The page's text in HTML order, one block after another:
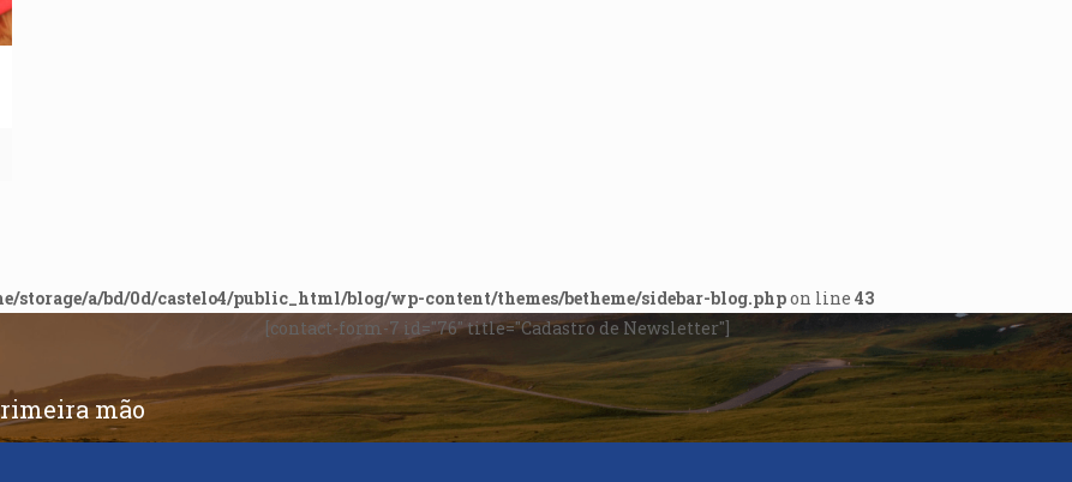
storage/a/bd/0d/castelo4/public_html/blog/wp-content/themes/betheme/sidebar-blog.phpon line 43
mão
[contact-form-7 id="76" title="Cadastro de Newsletter"]